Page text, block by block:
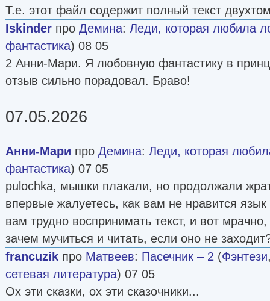
Т.е. этот файл содержит полный текст
Iskinder про Демина: Леди, которая любила
фантастика) 08 05
2 Анни-Мари. Я любовную фантастику в
отзыв сильно порадовал. Браво!
07.05.2026
Анни-Мари про Демина: Леди, которая
фантастика) 07 05
pulochka, мышки плакали, но продолжали
впервые жалуетесь, как вам не нравится
вам трудно воспринимать текст, и вот
зачем мучиться и читать, если оно не
francuzik про Матвеев: Пасечник – 2 (Фэнтези
сетевая литература) 07 05
Ох эти сказки, ох эти сказочники...